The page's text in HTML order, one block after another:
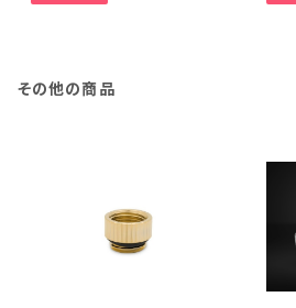
その他の商品